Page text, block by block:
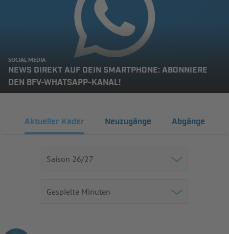
SOCIAL MEDIA
NEWS DIREKT AUF DEIN SMARTPHONE: ABONNIERE
DEN BFV-WHATSAPP-KANAL!
Aktueller Kader Neuzugänge Abgänge